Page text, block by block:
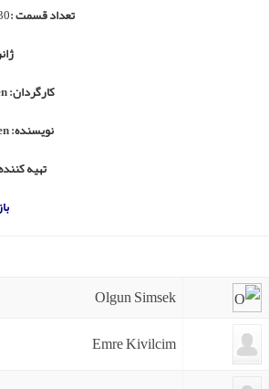
تعداد قسمت :30 قسمت
کارگردان:
نویسنده:
تهیه
Olgun Simsek
Emre Kivilcim